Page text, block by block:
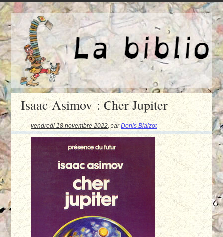
Isaac Asimov : Cher Jupiter
vendredi 18 novembre 2022 ,parDenis Blaizot